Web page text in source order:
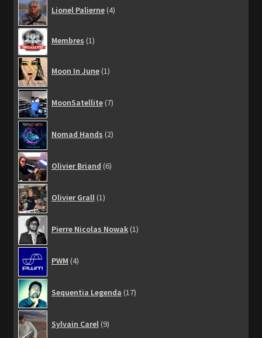
Lionel Palierne 4produits
Membres 1
produit
Moon In June 1produit
MoonSatellite 7produits
Nomad Hands 2produits
Olivier Briand 6produits
Olivier Grall 1produit
Pierre Nicolas Nowak 1produit
PWM 4produits
Sequentia Legenda 17produits
Sylvain Carel 9produits